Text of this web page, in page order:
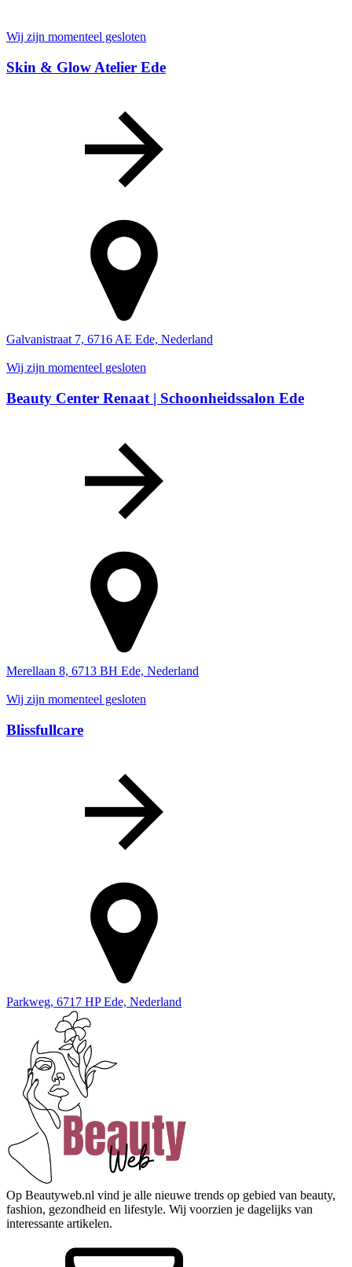
Wij zijn momenteel gesloten
Skin & Glow Atelier Ede
Galvanistraat 7, 6716 AE Ede, Nederland
Wij zijn momenteel gesloten
Beauty Center Renaat | Schoonheidssalon Ede
Merellaan 8, 6713 BH Ede, Nederland
Wij zijn momenteel gesloten
Blissfullcare
Parkweg, 6717 HP Ede, Nederland
Op Beautyweb.nl vind je alle nieuwe trends op gebied van beauty,
fashion, gezondheid en lifestyle. Wij voorzien je dagelijks van
interessante artikelen.